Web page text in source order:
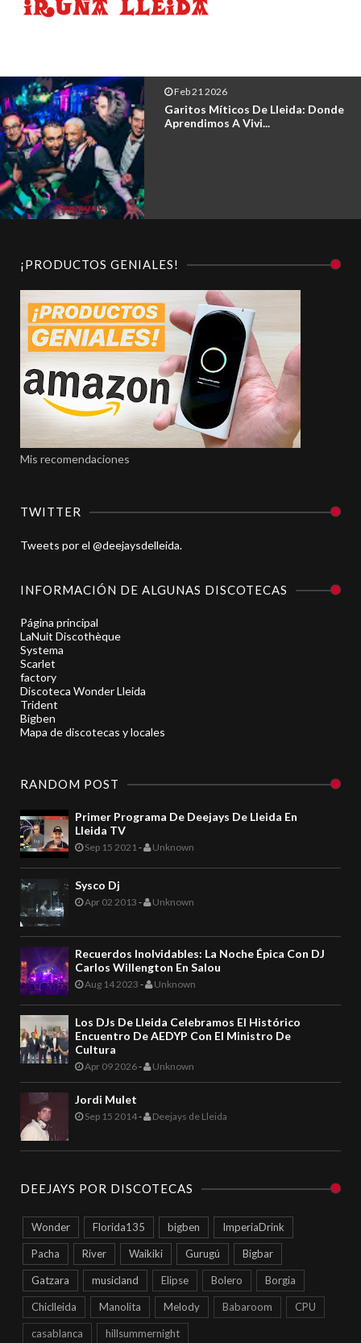
Feb 21 2026
Garitos Míticos De Lleida: Donde
Aprendimos A Vivi...
¡PRODUCTOS GENIALES!
Mis recomendaciones
TWITTER
Tweets por el @deejaysdelleida.
INFORMACIÓN DE ALGUNAS DISCOTECAS
Página principal
LaNuit Discothèque
Systema
Scarlet
factory
Discoteca Wonder Lleida
Trident
Bigben
Mapa de discotecas y locales
RANDOM POST
Primer Programa De Deejays De Lleida En
Lleida TV
Sep 15 2021 - Unknown
Sysco Dj
Apr 02 2013 - Unknown
Recuerdos Inolvidables: La Noche Épica Con DJ
Carlos Willengton En Salou
Aug 14 2023 - Unknown
Los DJs De Lleida Celebramos El Histórico
Encuentro De AEDYP Con El Ministro De
Cultura
Apr 09 2026- Unknown
Jordi Mulet
Sep 15 2014- Deejays de Lleida
DEEJAYS POR DISCOTECAS
Wonder Florida135 bigben ImperiaDrink
Pacha River Waikiki Gurugú Bigbar
Gatzara musicland Elipse Bolero Borgia
Chiclleida Manolita Melody Babaroom CPU
casablanca hillsummernight